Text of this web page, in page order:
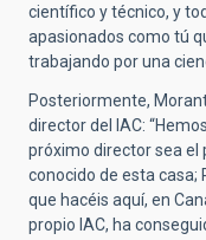
científico y técnico, y
apasionados como tú
trabajando por una
Posteriormente,
director del IAC:
próximo director sea el
conocido de esta casa;
que hacéis aquí, en
propio IAC, ha